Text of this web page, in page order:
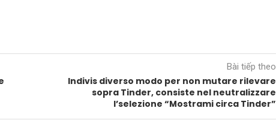
Bài tiếp theo
Indivis diverso modo per non mutare rilevare
sopra Tinder, consiste nel neutralizzare
l’selezione “Mostrami circa Tinder”